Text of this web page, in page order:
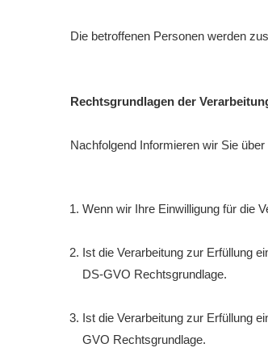
Die betroffenen Personen werden
Rechtsgrundlagen der
Nachfolgend Informieren wir Sie
Wenn wir Ihre Einwilligung für die
Ist die Verarbeitung zur Erfüllung
DS-GVO Rechtsgrundlage.
Ist die Verarbeitung zur Erfüllung
GVO Rechtsgrundlage.